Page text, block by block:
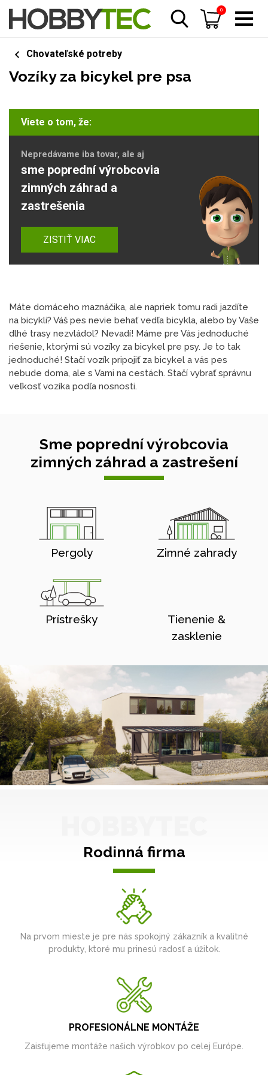
0
Chovateľské potreby
Vozíky za bicykel pre psa
Viete o tom, že:
Nepredávame iba tovar, ale aj
sme poprední výrobcovia
zimných záhrad a
zastrešenia
ZISTIŤ VIAC
Máte domáceho maznáčika, ale napriek tomu radi jazdíte
na bicykli? Váš pes nevie behať vedľa bicykla, alebo by Vaše
dlhé trasy nezvládol? Nevadí! Máme pre Vás jednoduché
riešenie, ktorými sú vozíky za bicykel pre psy. Je to tak
jednoduché! Stačí vozík pripojiť za bicykel a vás pes
nebude doma, ale s Vami na cestách. Stačí vybrať správnu
veľkosť vozíka podľa nosnosti.
Sme poprední výrobcovia
zimných záhrad a zastrešení
Pergoly Zimné zahrady
Prístrešky
Tienenie &
zasklenie
Rodinná firma
Na prvom mieste je pre nás spokojný zákazník a kvalitné
produkty, ktoré mu prinesú radosť a úžitok.
PROFESIONÁLNE MONTÁŽE
Zaisťujeme montáže našich výrobkov po celej Európe.